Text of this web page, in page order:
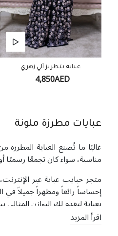
عباية بتطريز آلي زهري
4,850AED
عبايات مطرزة ملونة
غالبًا ما تُصنع العباية
مناسبة، سواء كان تجمعًا رسميًا
متجر حبايب عباية عبر
إحساساً رائعاً ومظهراً جميلاً في
بعناية لتقدم لك التوازن
اقرأ المزيد